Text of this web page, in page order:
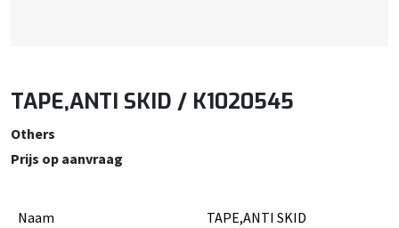
TAPE,ANTI SKID / K1020545
Others
Prijs op aanvraag
Naam TAPE,ANTI SKID